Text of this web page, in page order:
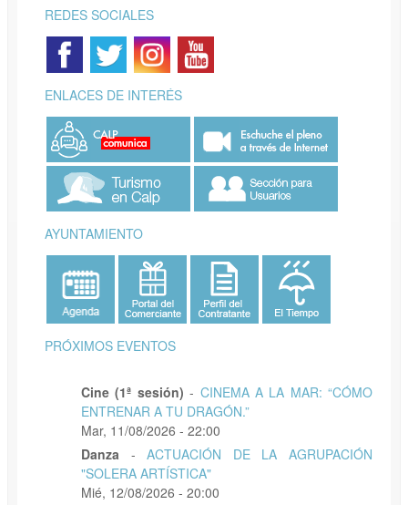
REDES SOCIALES
ENLACES DE INTERÉS
AYUNTAMIENTO
PRÓXIMOS EVENTOS
Cine (1ª sesión) - CINEMA A LA MAR: “CÓMO
ENTRENAR A TU DRAGÓN.”
Mar, 11/08/2026 - 22:00
Danza
-ACTUACIÓN DE LA AGRUPACIÓN
"SOLERA ARTÍSTICA"
Mié, 12/08/2026 - 20:00